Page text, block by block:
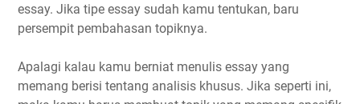
essay. Jika tipe essay sudah kamu tentukan, baru
persempit pembahasan topiknya.
Apalagi kalau kamu berniat menulis essay yang
memang berisi tentang analisis khusus. Jika seperti ini,